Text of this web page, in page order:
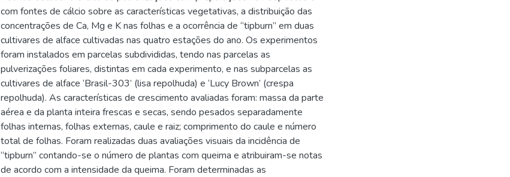
com fontes de cálcio sobre as características vegetativas, a distribuição das
concentrações de Ca, Mg e K nas folhas e a ocorrência de “tipburn” em duas
cultivares de alface cultivadas nas quatro estações do ano. Os experimentos
foram instalados em parcelas subdivididas, tendo nas parcelas as
pulverizações foliares, distintas em cada experimento, e nas subparcelas as
cultivares de alface ‘Brasil-303’ (lisa repolhuda) e ‘Lucy Brown’ (crespa
repolhuda). As características de crescimento avaliadas foram: massa da parte
aérea e da planta inteira frescas e secas, sendo pesados separadamente
folhas internas, folhas externas, caule e raiz; comprimento do caule e número
total de folhas. Foram realizadas duas avaliações visuais da incidência de
“tipburn” contando-se o número de plantas com queima e atribuiram-se notas
de acordo com a intensidade da queima. Foram determinadas as